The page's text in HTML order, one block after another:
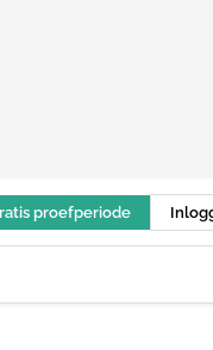
proefperiode